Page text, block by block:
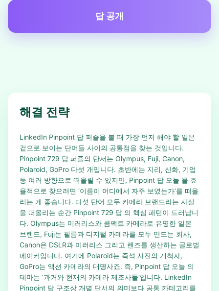
답 공개
해결 전략
LinkedIn Pinpoint 답 퍼즐을 볼 때 가장 먼저 해야 할 일은
겉으로 보이는 단어들 사이의 공통점을 찾는 것입니다.
Pinpoint 729 답 퍼즐의 단서는 Olympus, Fuji, Canon,
Polaroid, GoPro 다섯 개입니다. 초반에는 지리, 신화, 기업
등 여러 방향으로 떠올릴 수 있지만, Pinpoint 답 오늘 을 효
율적으로 찾으려면 ‘이름이 어디에서 자주 보였는가’를 떠올
리는 게 좋습니다. 다섯 단어 모두 카메라 브랜드라는 사실
을 떠올리는 순간 Pinpoint 729 답 의 핵심 패턴이 드러납니
다. Olympus는 미러리스와 콤팩트 카메라로 유명한 일본
브랜드, Fuji는 필름과 디지털 카메라를 모두 만드는 회사,
Canon은 DSLR과 미러리스 그리고 렌즈를 생산하는 글로벌
메이커입니다. 여기에 Polaroid는 즉석 사진의 개척자,
GoPro는 액션 카메라의 대명사죠. 즉, Pinpoint 답 오늘 의
테마는 ‘과거와 현재의 카메라 제조사들’입니다. LinkedIn
Pinpoint 답 구조상 개별 단서의 의미보다 공통 카테고리를